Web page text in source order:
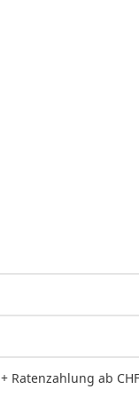
Ratenzahlung ab